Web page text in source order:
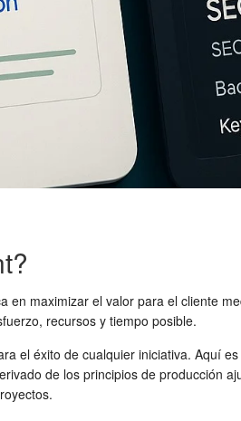
en maximizar el valor para el cliente
recursos y tiempo posible.
el éxito de cualquier iniciativa. Aquí
de los principios de producción